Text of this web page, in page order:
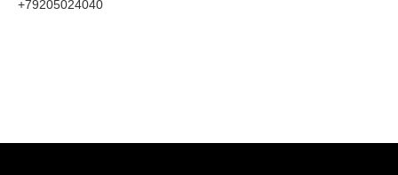
+79205024040